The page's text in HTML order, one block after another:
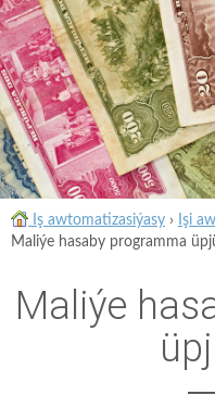
Iş awtomatizasiýasy › Işi
Maliýe hasaby programma
Maliýe